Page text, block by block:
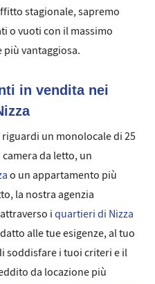
stagionale, sapremo
o vuoti con il massimo
più vantaggiosa.
in vendita nei
un monolocale di 25
da letto, un
o un appartamento più
la nostra agenzia
iquartieri di Nizza
alle tue esigenze, al tuo
soddisfare i tuoi criteri e il
da locazione più